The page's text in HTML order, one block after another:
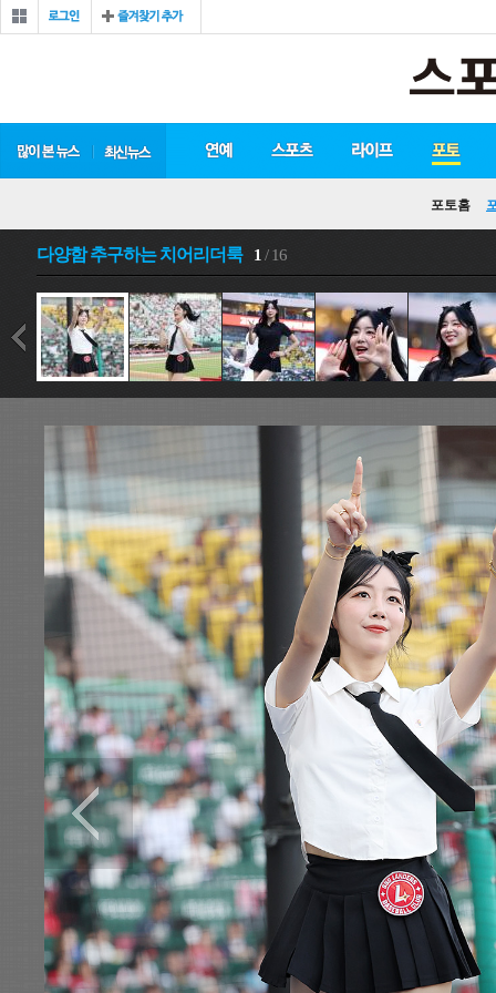
로그 즐겨찾기
많이 본 뉴스 최신 뉴스 연예 스포츠 라이프 포토
포토홈
다양함 추구하는 치어리더룩 1 / 16